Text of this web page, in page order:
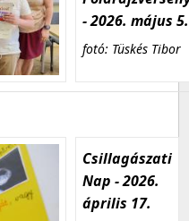
- 2026. május 5.
fotó: Tüskés Tibor
Csillagászati
Nap - 2026.
április 17.